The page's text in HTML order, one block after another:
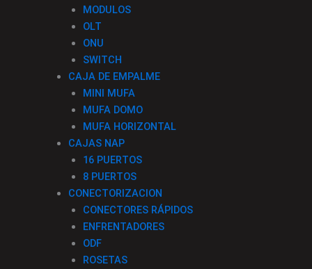
MODULOS
OLT
ONU
SWITCH
CAJA DE EMPALME
MINI MUFA
MUFA DOMO
MUFA HORIZONTAL
CAJAS NAP
16 PUERTOS
8 PUERTOS
CONECTORIZACION
CONECTORES RÁPIDOS
ENFRENTADORES
ODF
ROSETAS